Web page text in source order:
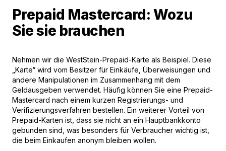
Prepaid Mastercard: Wozu
Sie sie brauchen
Nehmen wir die WestStein-Prepaid-Karte als Beispiel. Diese
„Karte“ wird vom Besitzer für Einkäufe, Überweisungen und
andere Manipulationen im Zusammenhang mit dem
Geldausgeben verwendet. Häufig können Sie eine Prepaid-
Mastercard nach einem kurzen Registrierungs- und
Verifizierungsverfahren bestellen. Ein weiterer Vorteil von
Prepaid-Karten ist, dass sie nicht an ein Hauptbankkonto
gebunden sind, was besonders für Verbraucher wichtig ist,
die beim Einkaufen anonym bleiben wollen.